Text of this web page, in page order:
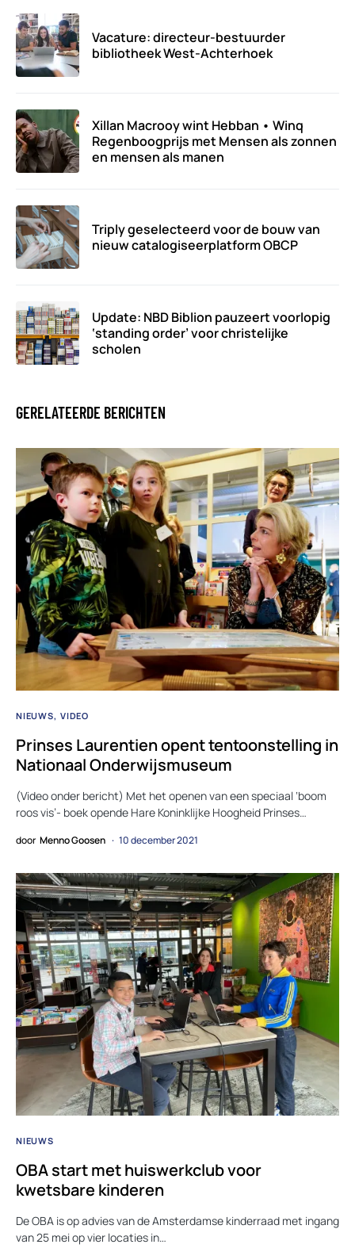
Vacature: directeur-bestuurder
bibliotheek West-Achterhoek
Xillan Macrooy wint Hebban • Winq
Regenboogprijs met Mensen als zonnen
en mensen als manen
Triply geselecteerd voor de bouw van
nieuw catalogiseerplatform OBCP
Update: NBD Biblion pauzeert voorlopig
‘standing order’ voor christelijke
scholen
GERELATEERDE BERICHTEN
NIEUWS VIDEO
Prinses Laurentien opent tentoonstelling in
Nationaal Onderwijsmuseum
(Video onder bericht) Met het openen van een speciaal ‘boom
roos vis’- boek opende Hare Koninklijke Hoogheid Prinses…
door Menno Goosen 10 december 2021
NIEUWS
OBA start met huiswerkclub voor
kwetsbare kinderen
De OBA is op advies van de Amsterdamse kinderraad met ingang
van 25 mei op vier locaties in…